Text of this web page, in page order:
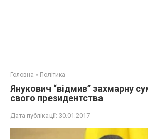
Головна » Політика
Янукович “відмив” захмарну
свого президентства
Дата публікації: 30.01.2017